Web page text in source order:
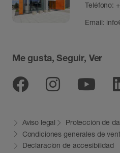
Teléfono:
Email:
Me gusta, Seguir, Ver
Facebook
Aviso legal
Protección de
Condiciones generales de
Declaración de accesibilidad